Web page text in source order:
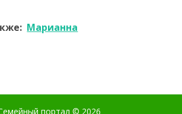
Марианна
портал © 2026